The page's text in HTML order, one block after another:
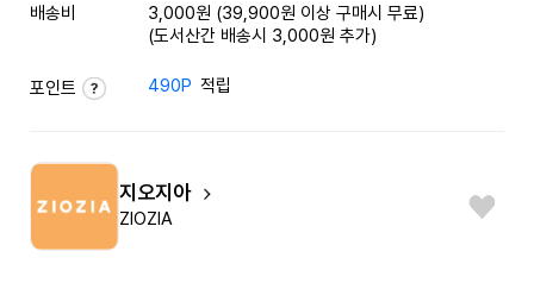
배송비
3,000원 (39,900원 이상 구매시 무료)
(도서산간 배송시 3,000원 추가)
포인트 490P 적립
지오지아
ZIOZIA